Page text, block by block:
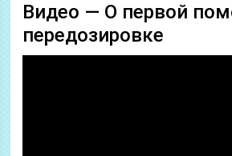
Видео — О первой
передозировке